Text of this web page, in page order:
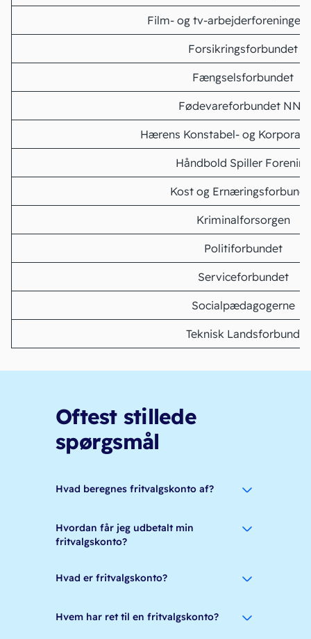
Film- og tv-arbejderforeningen
Forsikringsforbundet
Fængselsforbundet
Fødevareforbundet NNF
Hærens Konstabel- og
Håndbold Spiller Forening
Kost og
Kriminalforsorgen
Politiforbundet
Serviceforbundet
Socialpædagogerne
Teknisk Landsforbund
Oftest stillede
spørgsmål
Hvad beregnes fritvalgskonto af?
Hvordan får jeg udbetalt min
fritvalgskonto?
Hvad er fritvalgskonto?
Hvem har ret til en fritvalgskonto?